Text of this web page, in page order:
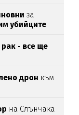
за
убийците
- все ще
дрон към
на Слънчака